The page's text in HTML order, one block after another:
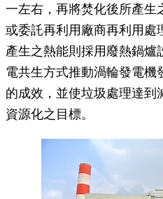
一左右，再將焚化後所產生
或委託再利用廠商再利用處
產生之熱能則採用廢熱鍋
電共生方式推動渦輪發電機
的成效，並使垃圾處理達到
資源化之目標。